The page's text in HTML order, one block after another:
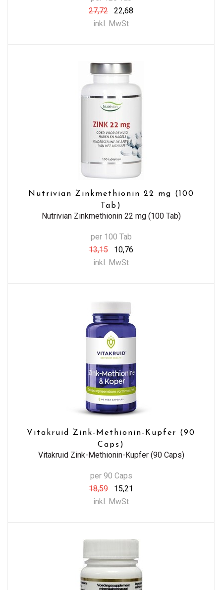
27,72
22,68
inkl. MwSt
Nutrivian Zinkmethionin 22 mg (100
Tab)
Nutrivian Zinkmethionin 22 mg (100 Tab)
per 100 Tab
13,15
10,76
inkl. MwSt
Vitakruid Zink-Methionin-Kupfer (90
Caps)
Vitakruid Zink-Methionin-Kupfer (90 Caps)
per 90 Caps
18,59
15,21
inkl. MwSt